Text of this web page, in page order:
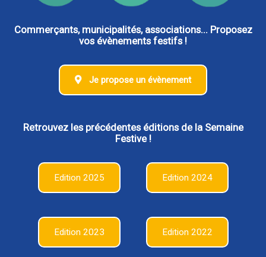
Commerçants, municipalités, associations... Proposez
vos évènements festifs !
Je propose un évènement
Retrouvez les précédentes éditions de la Semaine
Festive !
Edition 2025 Edition 2024
Edition 2023 Edition 2022